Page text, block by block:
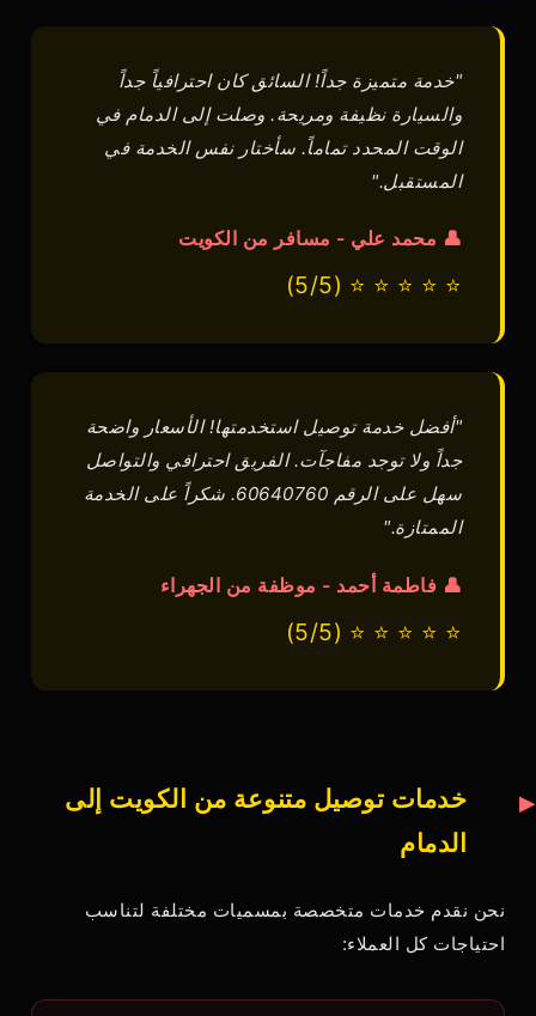
"خدمة متميزة جداً! السائق كان احترافياً جداً
والسيارة نظيفة ومريحة. وصلت إلى الدمام في
الوقت المحدد تماماً. سأختار نفس الخدمة في
المستقبل."
👤 محمد علي - مسافر من الكويت
⭐ ⭐ ⭐ ⭐ ⭐ (5/5)
"أفضل خدمة توصيل استخدمتها! الأسعار واضحة
جداً ولا توجد مفاجآت. الفريق احترافي والتواصل
سهل على الرقم 60640760. شكراً على الخدمة
الممتازة."
👤 فاطمة أحمد - موظفة من الجهراء
⭐ ⭐ ⭐ ⭐ ⭐ (5/5)
خدمات توصيل متنوعة من الكويت إلى
الدمام
نحن نقدم خدمات متخصصة بمسميات مختلفة لتناسب
احتياجات كل العملاء: